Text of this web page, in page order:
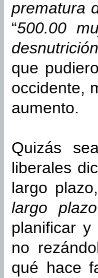
prematura
“500.00
desnutrición
que
occidente,
aumento.
Quizás
liberales
largo
largo
planificar
no
qué hace